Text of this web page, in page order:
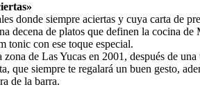
donde siempre aciertas y cuya carta de
decena de platos que definen la cocina
tonic con ese toque especial.
de Las Yucas en 2001, después de
que siempre te regalará un buen gesto,
de la barra.